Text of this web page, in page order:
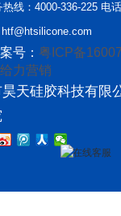
线：4000-336-225 电
htf@htsilicone.com
号： 粤ICP备
给力营销
天硅胶科技有限
在线客服